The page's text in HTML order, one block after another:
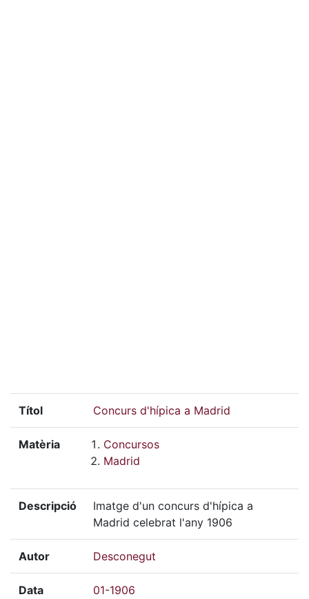
Títol Concurs d'hípica a Madrid
Matèria
Concursos
Madrid
Descripció
Imatge d'un concurs d'hípica a
Madrid celebrat l'any 1906
Autor Desconegut
Data 01-1906